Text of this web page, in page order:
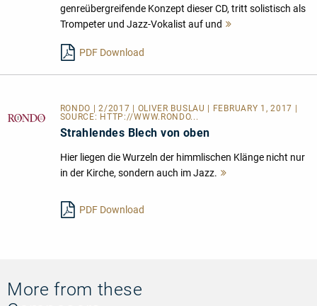
genreübergreifende Konzept dieser CD, tritt solistisch als
Trompeter und Jazz-Vokalist auf und
PDF Download
RONDO | 2/2017 | OLIVER BUSLAU | FEBRUARY 1, 2017 |
SOURCE: HTTP://WWW.RONDO...
Strahlendes Blech von oben
Hier liegen die Wurzeln der himmlischen Klänge nicht nur
in der Kirche, sondern auch im Jazz.
PDF Download
More from these